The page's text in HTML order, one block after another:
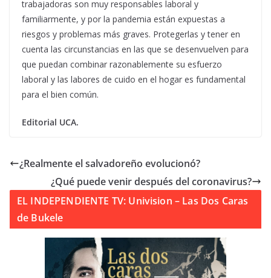
trabajadoras son muy responsables laboral y
familiarmente, y por la pandemia están expuestas a
riesgos y problemas más graves. Protegerlas y tener en
cuenta las circunstancias en las que se desenvuelven para
que puedan combinar razonablemente su esfuerzo
laboral y las labores de cuido en el hogar es fundamental
para el bien común.
Editorial UCA.
¿Realmente el salvadoreño evolucionó?
¿Qué puede venir después del coronavirus?
EL INDEPENDIENTE TV: Univision – Las Dos Caras
de Bukele